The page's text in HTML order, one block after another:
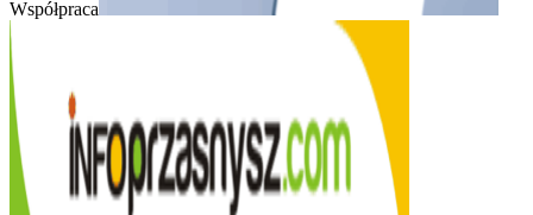
Współpraca